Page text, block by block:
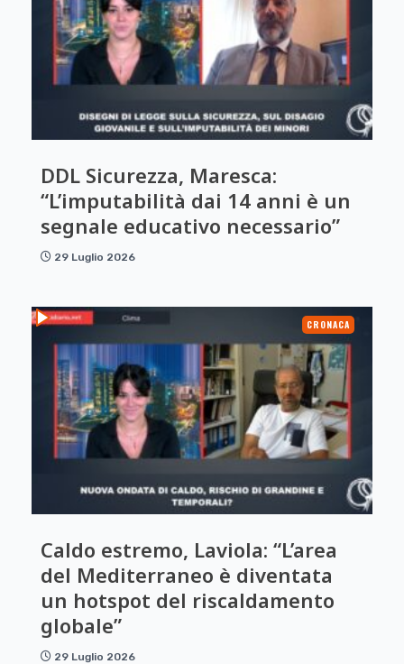
DDL Sicurezza, Maresca:
“L’imputabilità dai 14 anni è un
segnale educativo necessario”
29 Luglio 2026
CRONACA
Caldo estremo, Laviola: “L’area
del Mediterraneo è diventata
un hotspot del riscaldamento
globale”
29 Luglio 2026